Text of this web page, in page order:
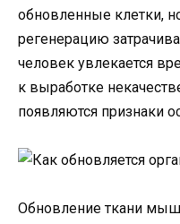
обновленные клетки,
регенерацию
человек увлекается
к выработке
появляются признаки
Обновление ткани